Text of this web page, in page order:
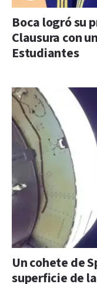
Boca logró su
Clausura con
Estudiantes
Un cohete de
superficie de